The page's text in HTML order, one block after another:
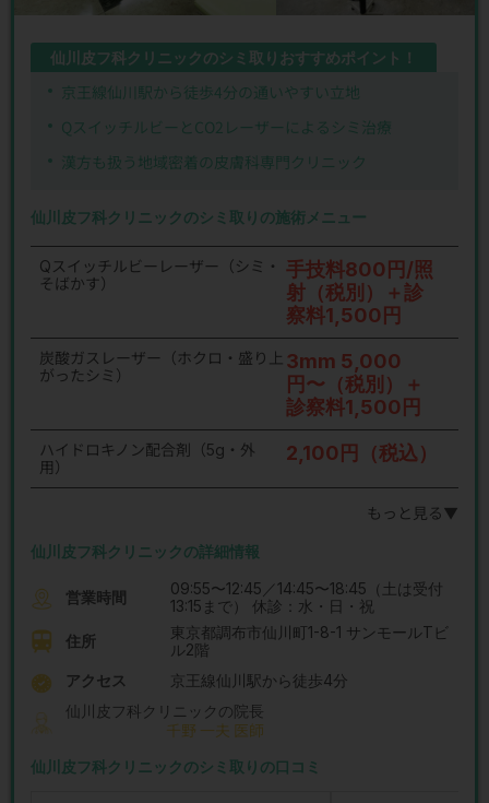
仙川皮フ科クリニックのシミ取りおすすめポイント！
京王線仙川駅から徒歩4分の通いやすい立地
QスイッチルビーとCO2レーザーによるシミ治療
漢方も扱う地域密着の皮膚科専門クリニック
仙川皮フ科クリニックのシミ取りの施術メニュー
Qスイッチルビーレーザー（シミ・
そばかす）
手技料800円/照
射（税別）＋診
察料1,500円
炭酸ガスレーザー（ホクロ・盛り上
がったシミ）
3mm 5,000
円〜（税別）＋
診察料1,500円
ハイドロキノン配合剤（5g・外
用）
2,100円（税込）
もっと見る▼
仙川皮フ科クリニックの詳細情報
営業時間
09:55〜12:45／14:45〜18:45（土は受付
13:15まで） 休診：水・日・祝
住所
東京都調布市仙川町1-8-1 サンモールTビ
ル2階
アクセス
京王線仙川駅から徒歩4分
仙川皮フ科クリニックの院長
千野 一夫 医師
仙川皮フ科クリニックのシミ取りの口コミ